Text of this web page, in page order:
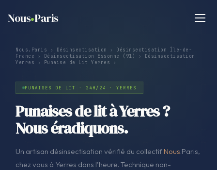
Nous Paris
Nous.Paris › Désinsectisation › Désinsectisation Île-de-
France › Désinsectisation Essonne (91) ›
Désinsectisation
Yerres › Punaise de Lit Yerres ›
PUNAISES DE LIT · 24H/24 · YERRES
Punaises de lit à Yerres ?
Nous éradiquons.
Un artisan désinsectisation vérifié du collectifNous.Paris,
chez vous à Yerres dans l'heure. Technique non-